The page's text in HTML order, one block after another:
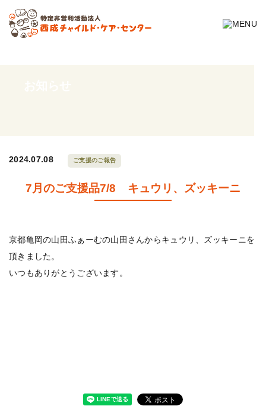
2024.07.08 ご支援のご報告
7月のご支援品7/8 キュウリ、ズッキーニ
京都亀岡の山田ふぁーむの山田さんからキュウリ、ズッキーニを
頂きました。
いつもありがとうございます。